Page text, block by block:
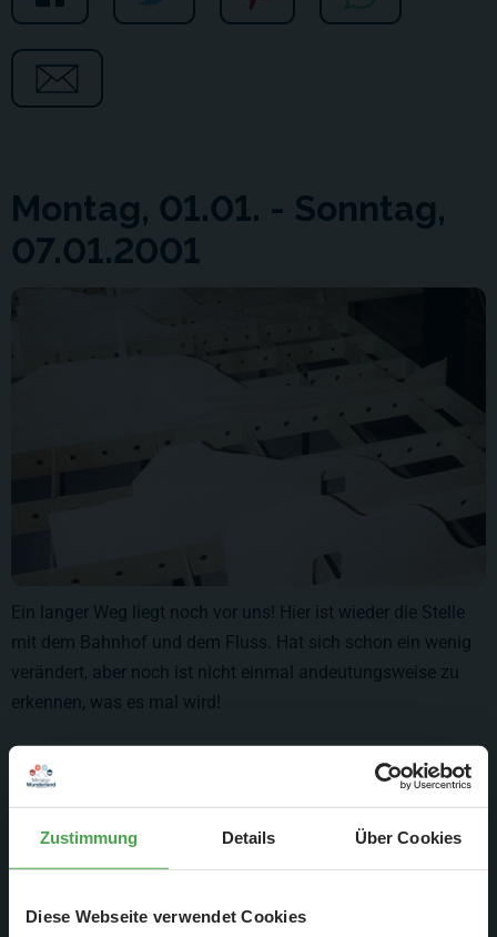
Zustimmung Details Über Cookies
Diese Webseite verwendet Cookies
Montag, 01.01. - Sonntag,
07.01.2001
Ein langer Weg liegt noch vor uns! Hier ist wieder die Stelle
mit dem Bahnhof und dem Fluss. Hat sich schon ein wenig
verändert, aber noch ist nicht einmal andeutungsweise zu
erkennen, was es mal wird!